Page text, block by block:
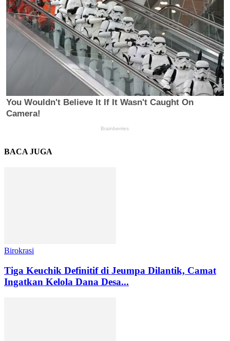
BACA JUGA
Birokrasi
Tiga Keuchik Definitif di Jeumpa Dilantik, Camat
Ingatkan Kelola Dana Desa...